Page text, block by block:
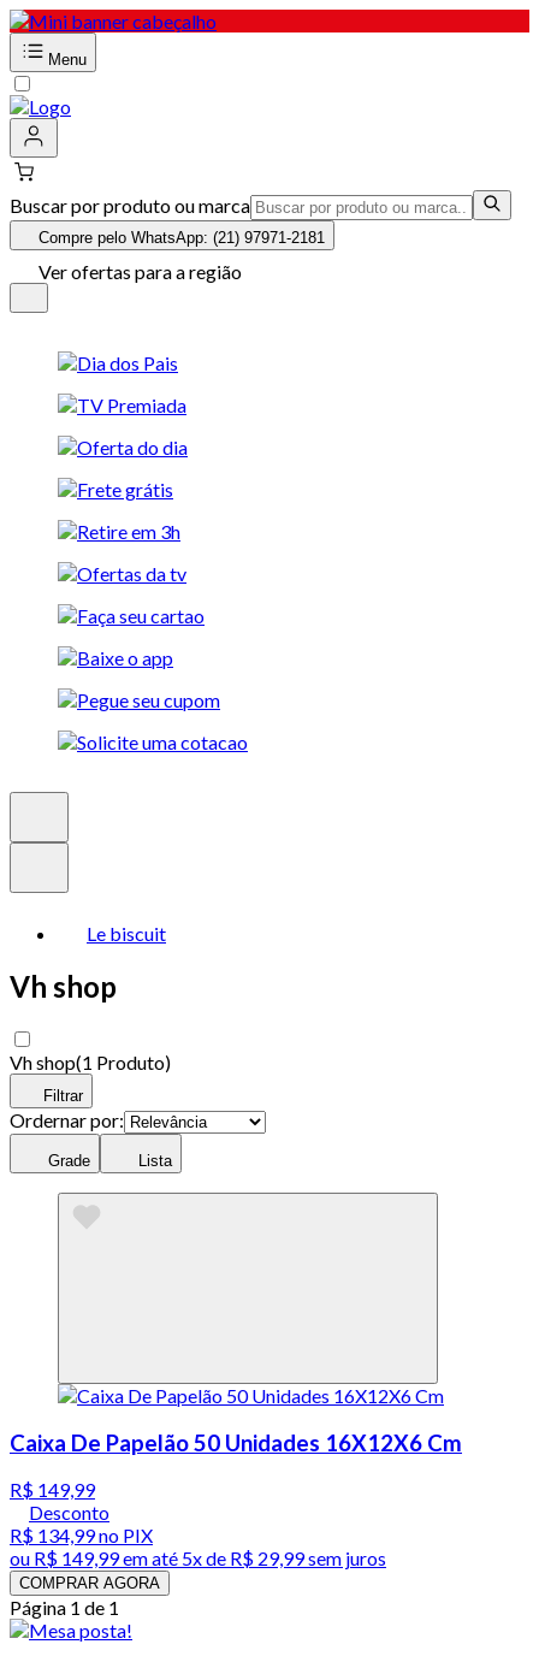
Menu
Buscar por produto ou marca
Compre pelo WhatsApp: (21) 97971-2181
Ver ofertas para a região
Le biscuit
Vh shop
Vh shop(1 Produto)
Filtrar
Ordernar por:
Grade Lista
Caixa De Papelão 50 Unidades 16X12X6 Cm
R$ 149,99
Desconto
R$ 134,99no PIX
ou R$ 149,99em até 5x de R$ 29,99 sem juros
COMPRAR AGORA
Página 1 de 1